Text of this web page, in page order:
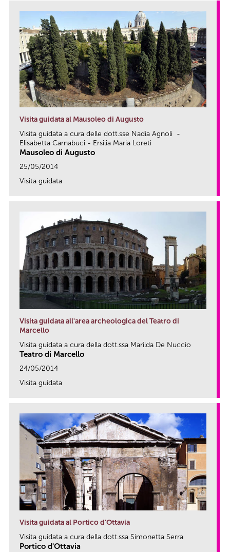
Visita guidata al Mausoleo di Augusto
Visita guidata a cura delle dott.sse Nadia Agnoli -
Elisabetta Carnabuci - Ersilia Maria Loreti
Mausoleo di Augusto
25/05/2014
Visita guidata
Visita guidata all'area archeologica del Teatro di
Marcello
Visita guidata a cura della dott.ssa Marilda De Nuccio
Teatro di Marcello
24/05/2014
Visita guidata
Visita guidata al Portico d'Ottavia
Visita guidata a cura della dott.ssa Simonetta Serra
Portico d'Ottavia